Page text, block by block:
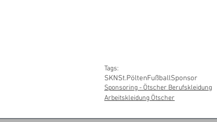
Tags:
SKNSt.PöltenFußballSponsor
Sponsoring - Ötscher Berufskleidung
Arbeitskleidung Ötscher